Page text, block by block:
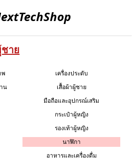
าย
เครื่องประดับ
น
เสื้อผ้าผู้ชาย
มือถือและอุปกรณ์เสริม
กระเป๋าผู้หญิง
รองเท้าผู้หญิง
นาฬิกา
อาหารและเครื่องดื่ม